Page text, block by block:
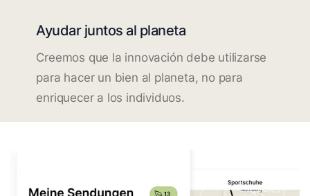
Ayudar juntos al planeta
Creemos que la innovación debe utilizarse
para hacer un bien al planeta, no para
enriquecer a los individuos.